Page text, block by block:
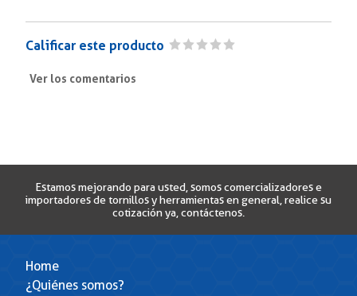
Calificar este producto
Ver los comentarios
Estamos mejorando para usted, somos comercializadores e
importadores de tornillos y herramientas en general, realice su
cotización ya, contáctenos.
Home
¿Quiénes somos?